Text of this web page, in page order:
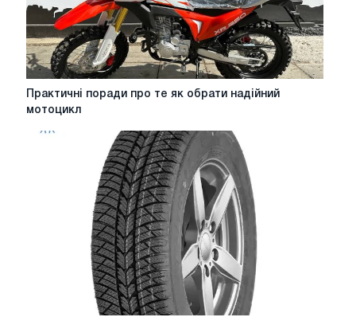
Практичні
Практичні поради про те як обрати надійний
мотоцикл